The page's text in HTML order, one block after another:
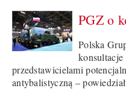
PGZ o
Polska
przedstawicielami
antybalistyczną –